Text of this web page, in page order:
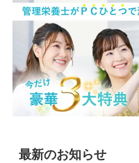
最新のお知らせ